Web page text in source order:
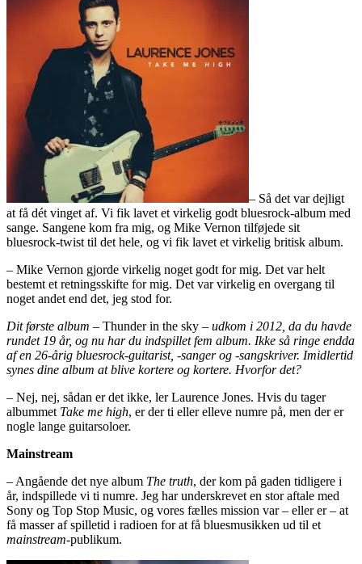
– Så det var dejligt
at få dét vinget af. Vi fik lavet et virkelig godt bluesrock-album med
sange. Sangene kom fra mig, og Mike Vernon tilføjede sit
bluesrock-twist til det hele, og vi fik lavet et virkelig britisk album.
– Mike Vernon gjorde virkelig noget godt for mig. Det var helt
bestemt et retningsskifte for mig. Det var virkelig en overgang til
noget andet end det, jeg stod for.
Dit første album – Thunder in the sky – udkom i 2012, da du havde
rundet 19 år, og nu har du indspillet fem album. Ikke så ringe endda
af en 26-årig bluesrock-guitarist, -sanger og -sangskriver. Imidlertid
synes dine album at blive kortere og kortere. Hvorfor det?
– Nej, nej, sådan er det ikke, ler Laurence Jones. Hvis du tager
albummet Take me high, er der ti eller elleve numre på, men der er
nogle lange guitarsoloer.
Mainstream
– Angående det nye album The truth, der kom på gaden tidligere i
år, indspillede vi ti numre. Jeg har underskrevet en stor aftale med
Sony og Top Stop Music, og vores fælles mission var – eller er – at
få masser af spilletid i radioen for at få bluesmusikken ud til et
mainstream-publikum.